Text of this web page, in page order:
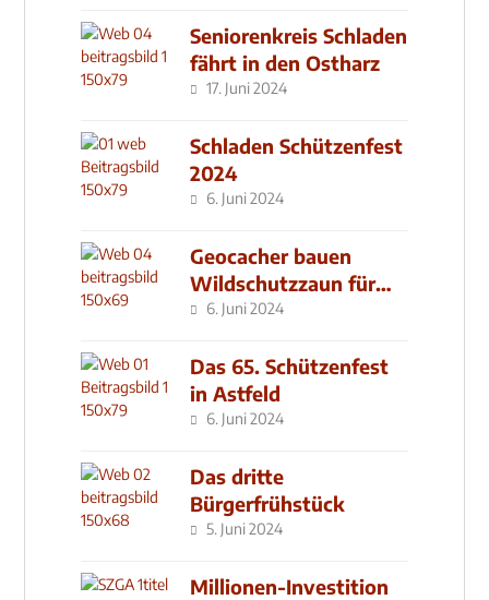
Seniorenkreis Schladen
fährt in den Ostharz
17. Juni 2024
Schladen Schützenfest
2024
6. Juni 2024
Geocacher bauen
Wildschutzzaun für
den MachMit! Wald
6. Juni 2024
Das 65. Schützenfest
in Astfeld
6. Juni 2024
Das dritte
Bürgerfrühstück
5. Juni 2024
Millionen-Investition